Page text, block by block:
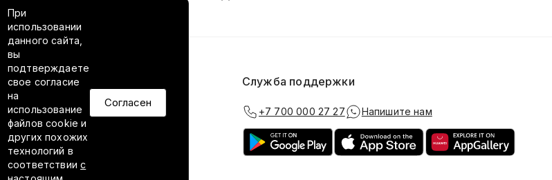
При
использовании
данного сайта,
вы
подтверждаете
свое согласие
на
использование
файлов cookie и
других похожих
технологий в
соответствиис
Согласен
VILED в соцсетях Служба поддержки
+7 700 000 27 27 Напишите нам